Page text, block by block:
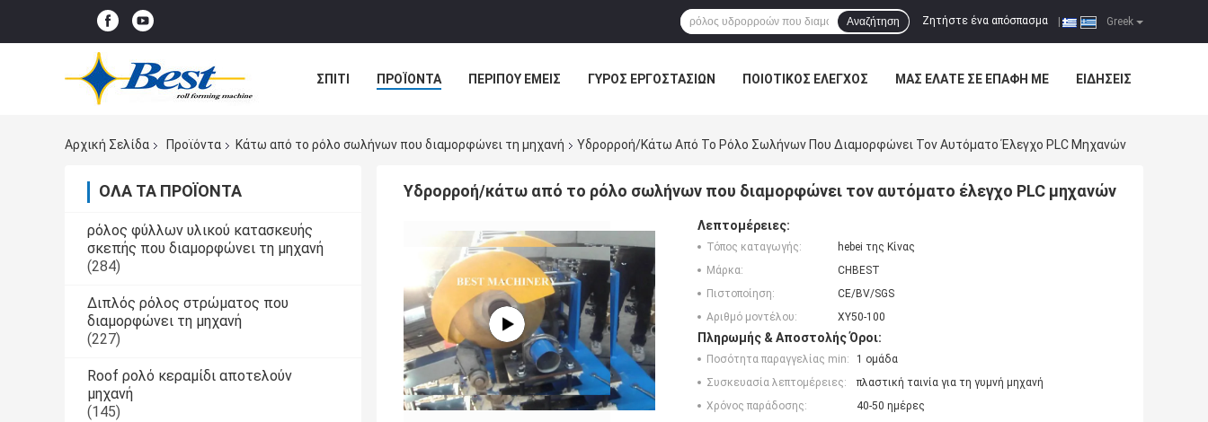
Greek
Ζητήστε ένα απόσπασμα
Αναζήτηση
ΣΠΊΤΙ ΠΡΟΪΌΝΤΑ ΠΕΡΊΠΟΥ ΕΜΕΊΣ ΓΎΡΟΣ ΕΡΓΟΣΤΑΣΊΩΝ ΠΟΙΟΤΙΚΌΣ ΈΛΕΓΧΟΣ ΜΑΣ ΕΛΆΤΕ ΣΕ ΕΠΑΦΉ ΜΕ ΕΙΔΉΣΕΙΣ
Αρχική Σελίδα
Προϊόντα Κάτω από το ρόλο σωλήνων που διαμορφώνει τη μηχανή Υδρορροή/κάτω Από Το Ρόλο Σωλήνων Που Διαμορφώνει Τον Αυτόματο Έλεγχο PLC Μηχανών
ΌΛΑ ΤΑ ΠΡΟΪΌΝΤΑ
ρόλος φύλλων υλικού κατασκευής
σκεπής που διαμορφώνει τη μηχανή
(284)
Διπλός ρόλος στρώματος που
διαμορφώνει τη μηχανή
(227)
Roof ρολό κεραμίδι αποτελούν
μηχανή
(145)
Υδρορροή/κάτω από το ρόλο σωλήνων που διαμορφώνει τον αυτόματο έλεγχο PLC μηχανών
Λεπτομέρειες:
Τόπος καταγωγής:
hebei της Κίνας
Μάρκα:
CHBEST
Πιστοποίηση:
CE/BV/SGS
Αριθμό μοντέλου:
XY50-100
Πληρωμής & Αποστολής Όροι:
Ποσότητα παραγγελίας min:
1 ομάδα
Συσκευασία λεπτομέρειες:
πλαστική ταινία για τη γυμνή μηχανή
Χρόνος παράδοσης:
40-50 ημέρες